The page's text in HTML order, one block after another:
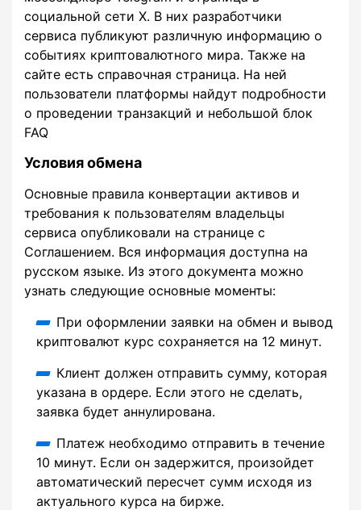
социальной сети X. В них разработчики
сервиса публикуют различную информацию о
событиях криптовалютного мира. Также на
сайте есть справочная страница. На ней
пользователи платформы найдут подробности
о проведении транзакций и небольшой блок
FAQ
Условия обмена
Основные правила конвертации активов и
требования к пользователям владельцы
сервиса опубликовали на странице с
Соглашением. Вся информация доступна на
русском языке. Из этого документа можно
узнать следующие основные моменты:
При оформлении заявки на обмен и вывод
криптовалют курс сохраняется на 12 минут.
Клиент должен отправить сумму, которая
указана в ордере. Если этого не сделать,
заявка будет аннулирована.
Платеж необходимо отправить в течение
10 минут. Если он задержится, произойдет
автоматический пересчет сумм исходя из
актуального курса на бирже.